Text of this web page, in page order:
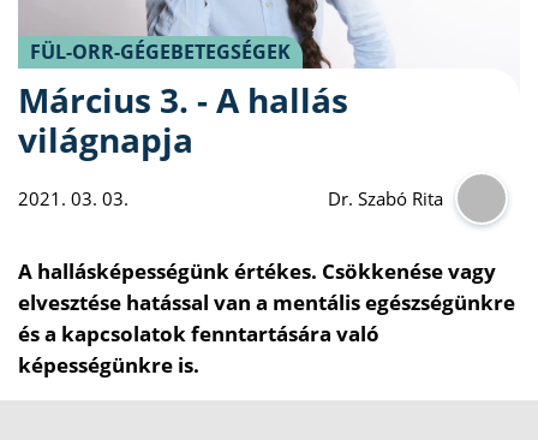
FÜL-ORR-GÉGEBETEGSÉGEK
Március 3. - A hallás
világnapja
2021. 03. 03. Dr. Szabó Rita
A hallásképességünk értékes. Csökkenése vagy
elvesztése hatással van a mentális egészségünkre
és a kapcsolatok fenntartására való
képességünkre is.